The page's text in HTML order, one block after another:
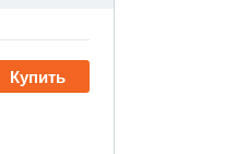
Купить